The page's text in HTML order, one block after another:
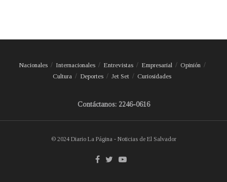
Nacionales Internacionales Entrevistas Empresarial
Opinión
Cultura
Deportes Jet Set Curiosidades
Contáctanos: 2246-0616
© 2024 Diario La Página - Noticias de El Salvador